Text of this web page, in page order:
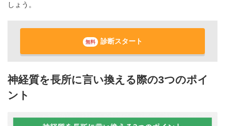
しょう。
無料 診断スタート
神経質を長所に言い換える際の3つのポイ
ント